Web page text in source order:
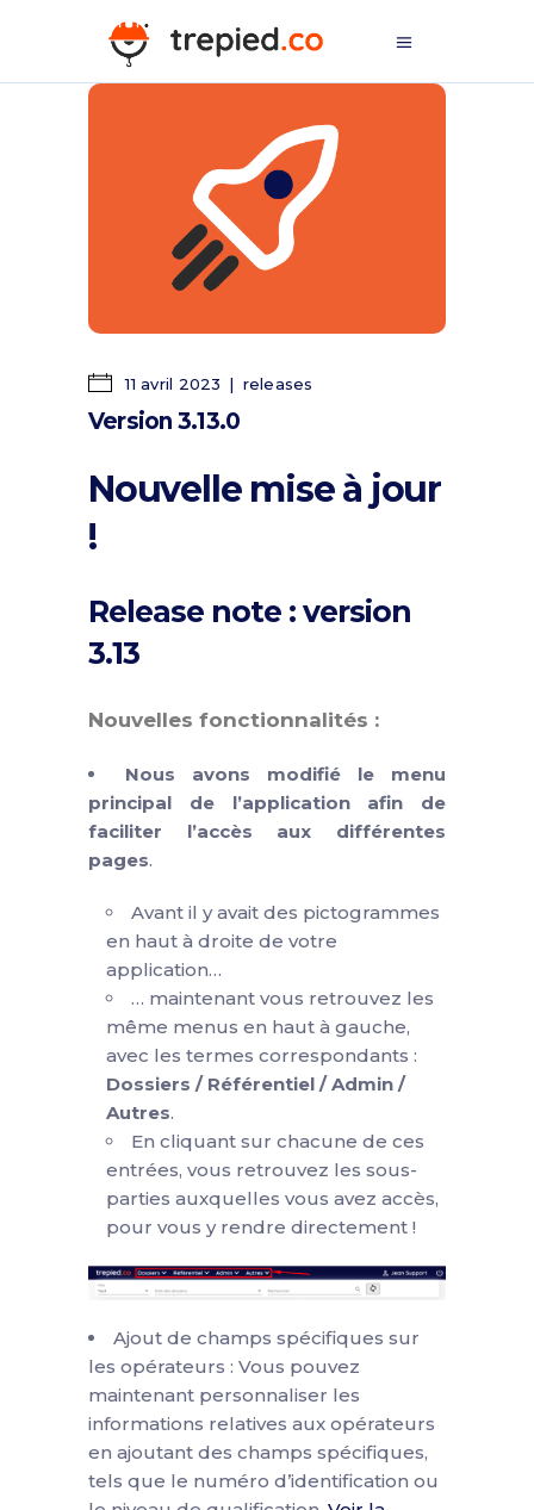
11 avril 2023 releases
Version 3.13.0
Nouvelle mise à jour
!
Release note : version
3.13
Nouvelles fonctionnalités :
Nous avons modifié le menu
principal de l’application afin de
faciliter l’accès aux différentes
pages.
Avant il y avait des pictogrammes
en haut à droite de votre
application…
… maintenant vous retrouvez les
même menus en haut à gauche,
avec les termes correspondants :
Dossiers / Référentiel / Admin /
Autres.
En cliquant sur chacune de ces
entrées, vous retrouvez les sous-
parties auxquelles vous avez accès,
pour vous y rendre directement !
Ajout de champs spécifiques sur
les opérateurs : Vous pouvez
maintenant personnaliser les
informations relatives aux opérateurs
en ajoutant des champs spécifiques,
tels que le numéro d’identification ou